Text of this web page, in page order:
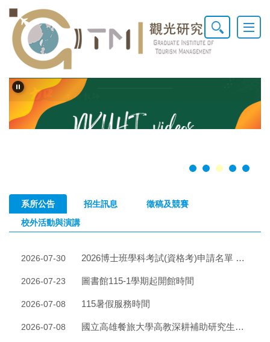
跳
主
要
區
系所公告 招生訊息
徵稿及競賽
校外活動與演講
2026-07-30 2026博士班學科考試(資格考)申請名單 Lists of Application Qualifying Exams
2026-07-23 圖書館115-1學期起開館時間
2026-07-08 115暑假服務時間
2026-07-08 國立高雄餐旅大學高教深耕補助研究生出席國際會議實施要點 NKUHT Key Points of the Implementation of Subsidizing Postgraduate Students in Higher Education to Attend International Conferences and Meetings 20260707